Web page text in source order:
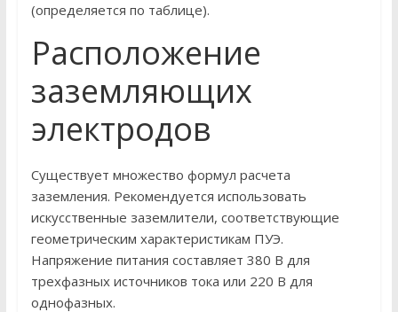
(определяется по таблице).
Расположение
заземляющих
электродов
Существует множество формул расчета
заземления. Рекомендуется использовать
искусственные заземлители, соответствующие
геометрическим характеристикам ПУЭ.
Напряжение питания составляет 380 В для
трехфазных источников тока или 220 В для
однофазных.